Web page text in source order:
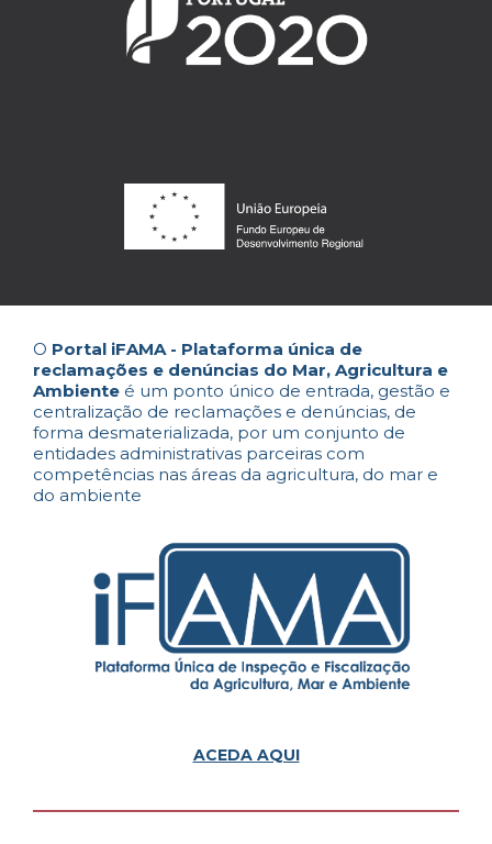
O Portal iFAMA - Plataforma única de
reclamações e denúncias do Mar, Agricultura e
Ambiente é um ponto único de entrada, gestão e
centralização de reclamações e denúncias, de
forma desmaterializada, por um conjunto de
entidades administrativas parceiras com
competências nas áreas da agricultura, do mar e
do ambiente
ACEDA AQUI